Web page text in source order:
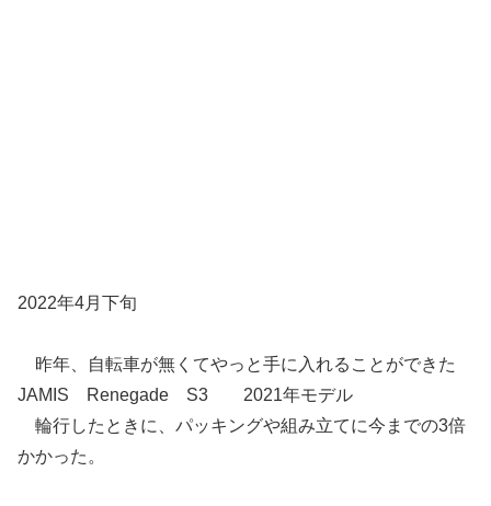
2022年4月下旬
昨年、自転車が無くてやっと手に入れることができた
JAMIS Renegade S3 2021年モデル
輪行したときに、パッキングや組み立てに今までの3倍
かかった。